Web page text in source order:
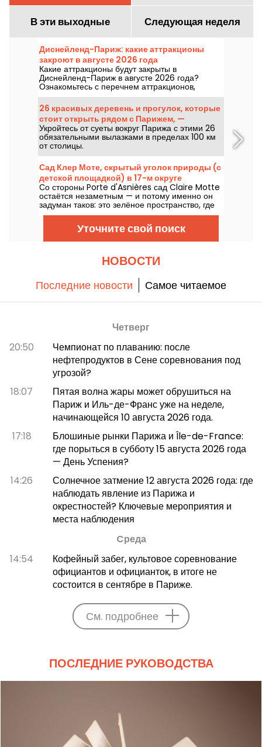
В эти выходные Следующая неделя
Диснейленд-Париж: какие аттракционы
закроют в августе 2026 года
Какие аттракционы будут закрыты в
Диснейленд-Париж в августе 2026 года?
Ознакомьтесь с перечнем аттракционов,
временно недоступных из-за обслуживания
или реконструкции, чтобы спланировать свой
визит в парки Disney.
26 красивых деревень и прогулок, которые
стоит открыть рядом с Парижем, —
сокровища Иль-де-Франс
Укройтесь от суеты вокруг Парижа с этими 26
обязательными вылазками в пределах 100 км
от столицы.
Сад Клер Моте, скрытый уголок природы (с
детской площадкой) в 17-м округе
Со стороны Porte d'Asnières сад Claire Motte
остаётся незаметным — и потому именно он
задуман таков: это зелёное пространство, где
можно восстановиться, в полном спокойствии.
Уточните свой поиск
НОВОСТИ
Последние новости Самое читаемое
Четверг
20:50
Чемпионат по плаванию: после
нефтепродуктов в Сене соревнования под
угрозой?
18:07
Пятая волна жары может обрушиться на
Париж и Иль-де-Франс уже на неделе,
начинающейся 10 августа 2026 года.
17:18
Блошиные рынки Парижа и Île-de-France:
где порыться в субботу 15 августа 2026 года
— День Успения?
14:26
Солнечное затмение 12 августа 2026 года: где
наблюдать явление из Парижа и
окрестностей? Ключевые мероприятия и
места наблюдения
Cреда
14:54
Кофейный забег, культовое соревнование
официантов и официанток, в итоге не
состоится в сентябре в Париже.
См. подробнее
ПОСЛЕДНИЕ РУКОВОДСТВА